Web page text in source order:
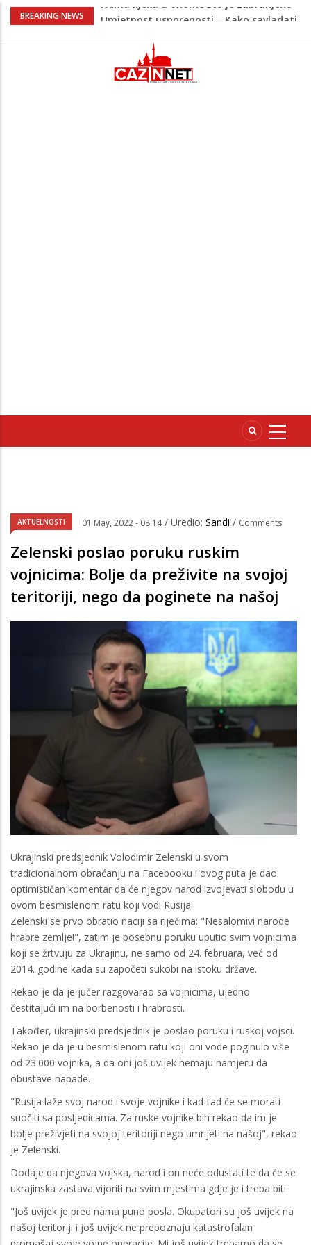
BREAKING NEWS
Umjetnost usporenosti – Kako savladati
Maloljetnik u policijskoj stanici napao
policajca i oštetio vrata
Razmišljate koji automobil kupiti? Nova
AKTUELNOSTI 01 May, 2022 - 08:14 / Uredio: Sandi / Comments
Zelenski poslao poruku ruskim
vojnicima: Bolje da preživite na svojoj
teritoriji, nego da poginete na našoj
Ukrajinski predsjednik Volodimir Zelenski u svom
tradicionalnom obraćanju na Facebooku i ovog puta je dao
optimističan komentar da će njegov narod izvojevati slobodu u
ovom besmislenom ratu koji vodi Rusija.
Zelenski se prvo obratio naciji sa riječima: "Nesalomivi narode
hrabre zemlje!", zatim je posebnu poruku uputio svim vojnicima
koji se žrtvuju za Ukrajinu, ne samo od 24. februara, već od
2014. godine kada su započeti sukobi na istoku države.
Rekao je da je jučer razgovarao sa vojnicima, ujedno
čestitajući im na borbenosti i hrabrosti.
Također, ukrajinski predsjednik je poslao poruku i ruskoj vojsci.
Rekao je da je u besmislenom ratu koji oni vode poginulo više
od 23.000 vojnika, a da oni još uvijek nemaju namjeru da
obustave napade.
"Rusija laže svoj narod i svoje vojnike i kad-tad će se morati
suočiti sa posljedicama. Za ruske vojnike bih rekao da im je
bolje preživjeti na svojoj teritoriji nego umrijeti na našoj", rekao
je Zelenski.
Dodaje da njegova vojska, narod i on neće odustati te da će se
ukrajinska zastava vijoriti na svim mjestima gdje je i treba biti.
"Još uvijek je pred nama puno posla. Okupatori su još uvijek na
našoj teritoriji i još uvijek ne prepoznaju katastrofalan